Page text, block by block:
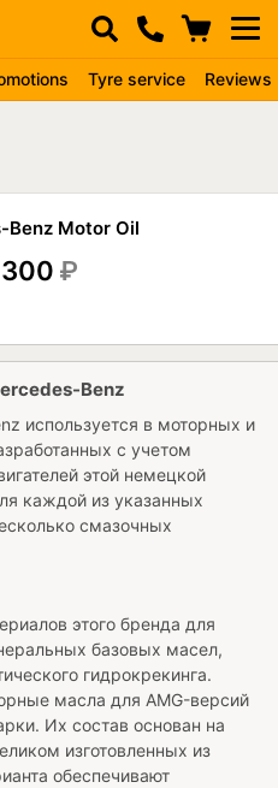
Tyre service Reviews
Benz Motor Oil
₽
Benz
используется в моторных и
с учетом
этой немецкой
каждой из указанных
смазочных
этого бренда для
базовых масел,
гидрокрекинга.
масла для AMG-версий
Их состав основан на
изготовленных из
обеспечивают